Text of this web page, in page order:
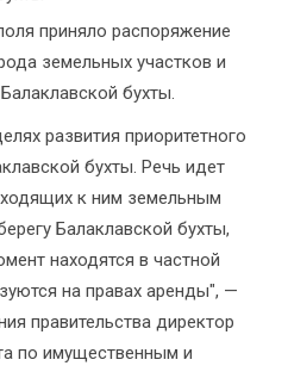
приняло распоряжение
земельных участков и
бухты.
развития приоритетного
бухты. Речь идет
к ним земельным
Балаклавской бухты,
находятся в частной
на правах аренды", —
правительства директор
по имущественным и